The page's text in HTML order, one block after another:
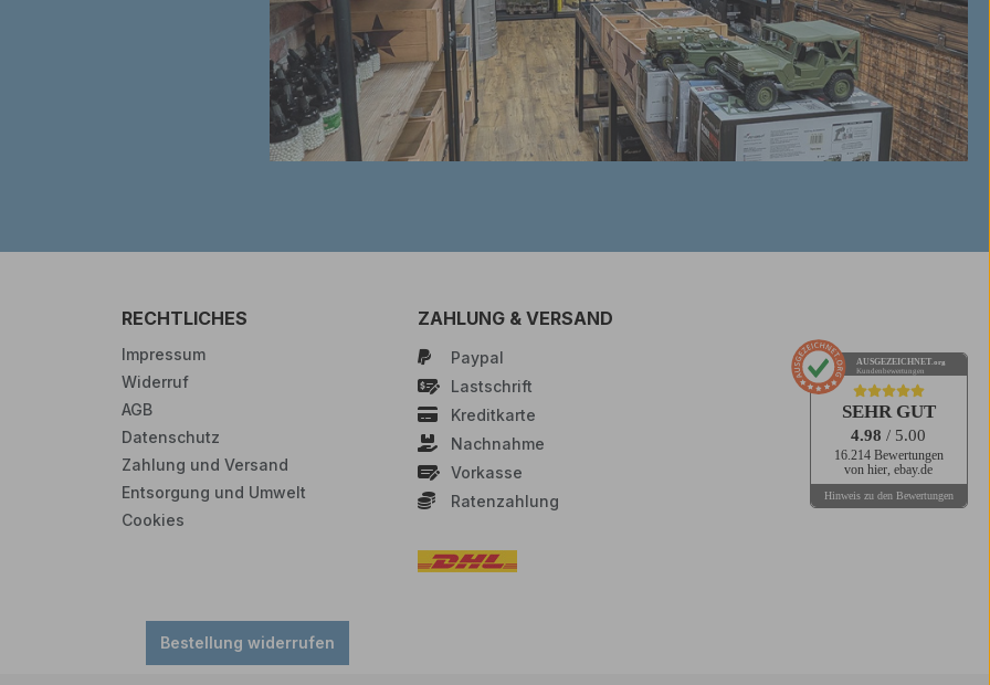
RECHTLICHES
Impressum
Widerruf
AGB
Datenschutz
Zahlung und Versand
Entsorgung und Umwelt
Cookies
ZAHLUNG & VERSAND
Paypal
Lastschrift
Kreditkarte
Nachnahme
Vorkasse
Ratenzahlung
AUSGEZEICHNET .org
Kundenbewertungen
SEHR GUT
4.98/ 5.00
16.214 Bewertungen
von hier, ebay.de
Hinweis zu den Bewertungen
Bestellung widerrufen